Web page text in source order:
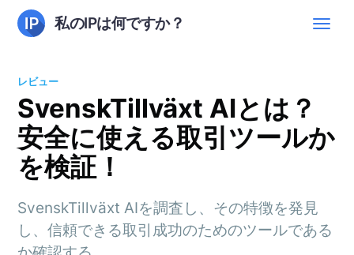
私のIPは何ですか？
レビュー
SvenskTillväxt AIとは？
安全に使える取引ツールか
を検証！
SvenskTillväxt AIを調査し、その特徴を発見
し、信頼できる取引成功のためのツールである